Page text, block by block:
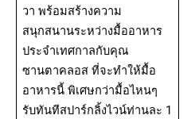
วา พร้อมสร้างความ
สนุกสนานระหว่างมื้ออาหาร
ประจำเทศกาลกับคุณ
ซานตาคลอส ที่จะทำให้มื้อ
อาหารนี้ พิเศษกว่ามื้อไหนๆ
รับทันทีสปาร์กลิ้งไวน์ท่านละ 1